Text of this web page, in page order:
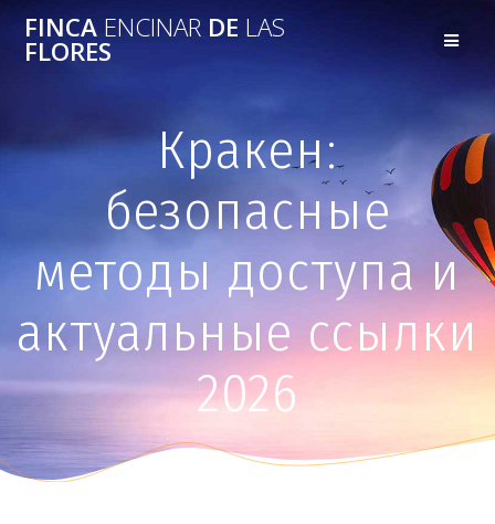
FINCA ENCINAR DE LAS
FLORES
Кракен:
безопасные
методы доступа и
актуальные ссылки
2026